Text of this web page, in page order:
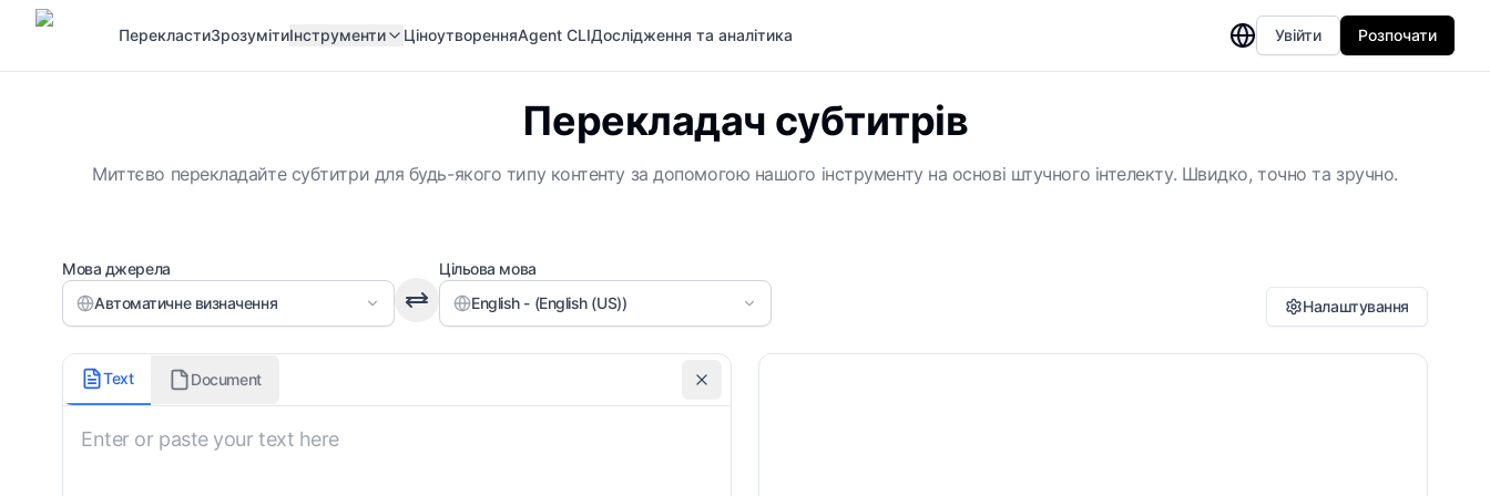
ПерекластиЗрозумітиІнструменти ЦіноутворенняAgent CLIДослідження та аналітика Увійти Розпочати
Перекладач субтитрів
Миттєво перекладайте субтитри для будь-якого типу контенту за допомогою нашого інструменту на основі штучного інтелекту. Швидко, точно та зручно.
Мова джерела
Автоматичне визначення
Цільова мова
English - (English (US))
Налаштування
Тип контенту
Максимальна кількість символів на рядок
Text Document